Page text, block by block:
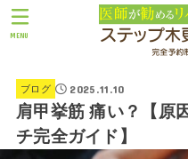
MENU
ブログ 2025.11.10
肩甲挙筋 痛い？【原
チ完全ガイド】